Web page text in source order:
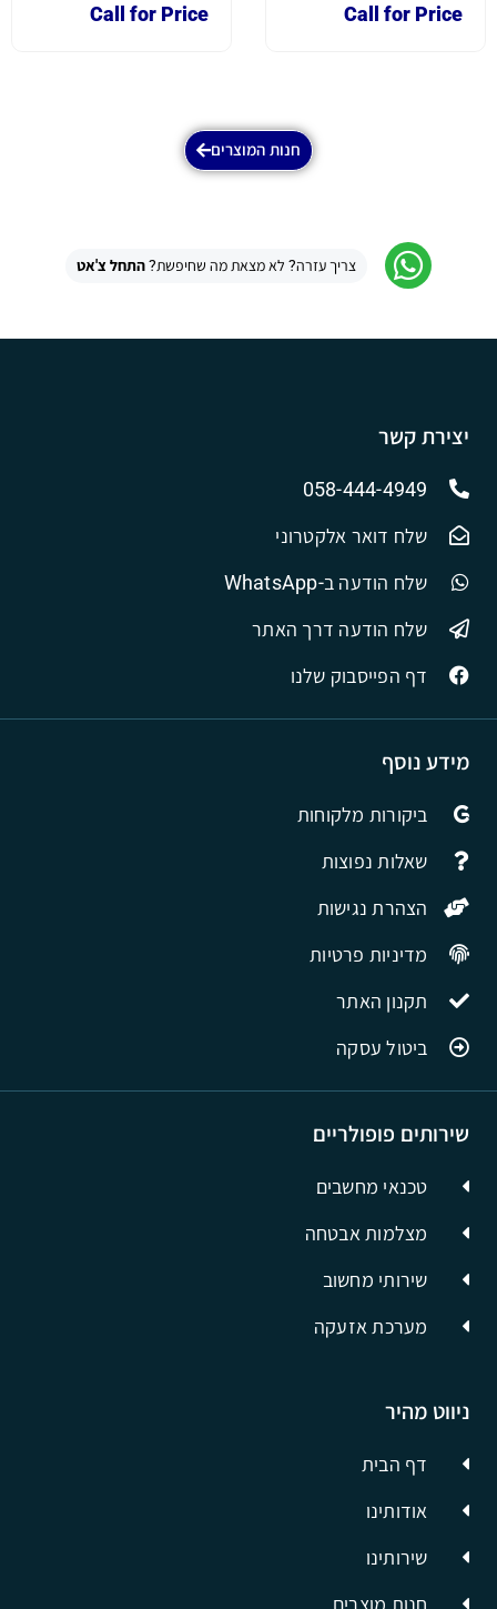
Call for Price
Call for Price
חנות המוצרים
צריך עזרה? לא מצאת מה שחיפשת?התחל צ'אט
ניווט מהיר
דף הבית
אודותינו
שירותינו
חנות מוצרים
שירותים פופולריים
טכנאי מחשבים
מצלמות אבטחה
שירותי מחשוב
מערכת אזעקה
מידע נוסף
ביקורות מלקוחות
שאלות נפוצות
הצהרת נגישות
מדיניות פרטיות
תקנון האתר
ביטול עסקה
יצירת קשר
058-444-4949
שלח דואר אלקטרוני
שלח הודעה ב-WhatsApp
שלח הודעה דרך האתר
דף הפייסבוק שלנו